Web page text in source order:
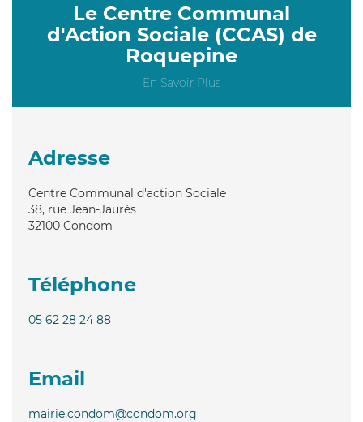
Le Centre Communal
d'Action Sociale (CCAS) de
Roquepine
En Savoir Plus
Adresse
Centre Communal d'action Sociale
38, rue Jean-Jaurès
32100 Condom
Téléphone
05 62 28 24 88
Email
mairie.condom@condom.org